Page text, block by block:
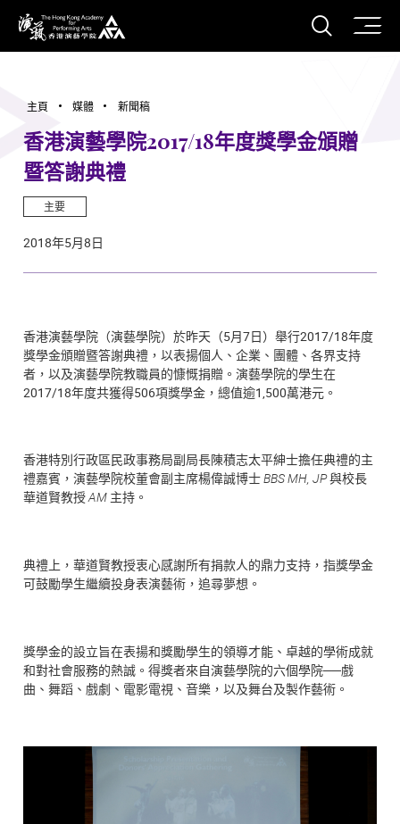
香港演藝學院
打開
主頁 媒體 新聞稿
香港演藝學院2017/18年度獎學金頒贈
暨答謝典禮
主要
2018年5月8日
香港演藝學院（演藝學院）於昨天（5月7日）舉行2017/18年度
獎學金頒贈暨答謝典禮，以表揚個人、企業、團體、各界支持
者，以及演藝學院教職員的慷慨捐贈。演藝學院的學生在
2017/18年度共獲得506項獎學金，總值逾1,500萬港元。
香港特別行政區民政事務局副局長陳積志太平紳士擔任典禮的主
禮嘉賓，演藝學院校董會副主席楊偉誠博士BBS MH, JP與校長
華道賢教授AM 主持。
典禮上，華道賢教授衷心感謝所有捐款人的鼎力支持，指獎學金
可鼓勵學生繼續投身表演藝術，追尋夢想。
獎學金的設立旨在表揚和獎勵學生的領導才能、卓越的學術成就
和對社會服務的熱誠。得獎者來自演藝學院的六個學院──戲
曲、舞蹈、戲劇、電影電視、音樂，以及舞台及製作藝術。